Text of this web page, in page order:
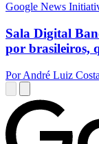
Google News
Sala Digital
por brasileiros,
Por André Luiz